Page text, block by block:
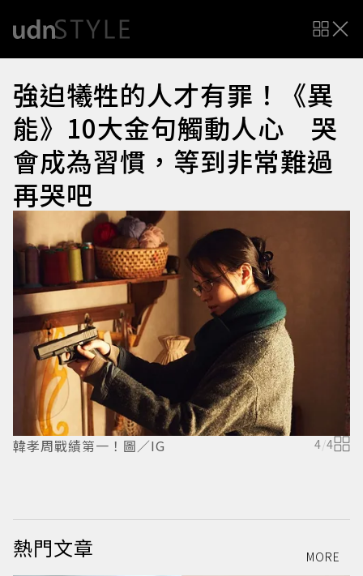
強迫犧牲的人才有罪！《異
能》10大金句觸動人心 哭
會成為習慣，等到非常難過
再哭吧
韓孝周戰績第一！圖／IG 4/4
熱門文章 MORE